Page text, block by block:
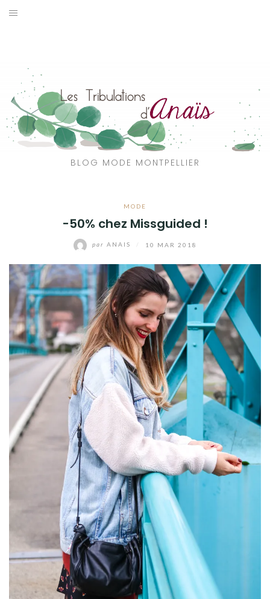
Aller
BLOG MODE MONTPELLIER
MODE
-50% chez Missguided !
par ANAIS 10 MAR 2018
CATÉGORIES
VOYAGE
MON DRESSING